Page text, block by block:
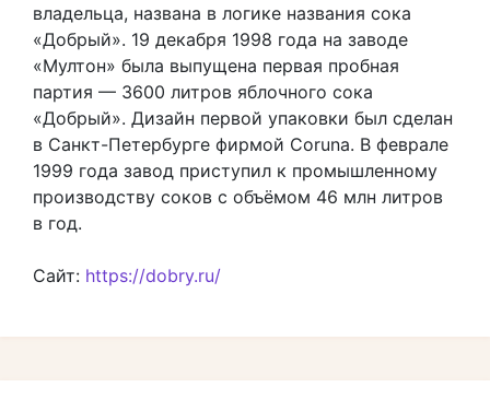
владельца, названа в логике названия сока
«Добрый». 19 декабря 1998 года на заводе
«Мултон» была выпущена первая пробная
партия — 3600 литров яблочного сока
«Добрый». Дизайн первой упаковки был сделан
в Санкт-Петербурге фирмой Coruna. В феврале
1999 года завод приступил к промышленному
производству соков с объёмом 46 млн литров
в год.
Сайт: https://dobry.ru/